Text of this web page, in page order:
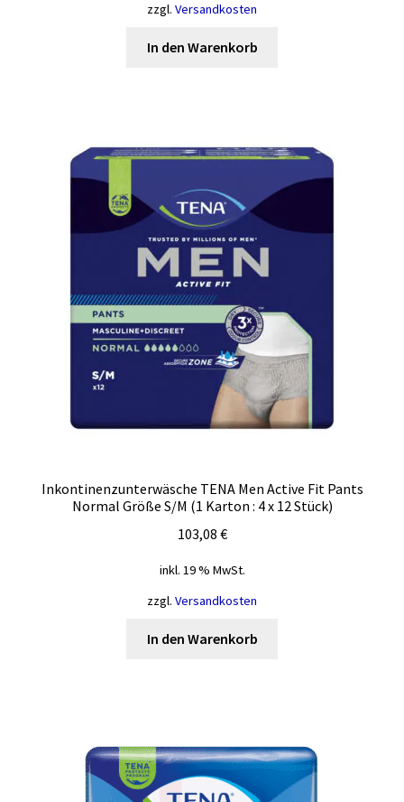
zzgl. Versandkosten
In den Warenkorb
Inkontinenzunterwäsche TENA Men Active Fit Pants
Normal Größe S/M (1 Karton : 4 x 12 Stück)
103,08 €
inkl. 19 % MwSt.
zzgl. Versandkosten
In den Warenkorb